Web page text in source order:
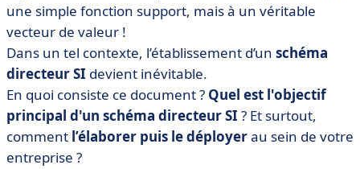
une simple fonction support, mais à un véritable
vecteur de valeur !
Dans un tel contexte, l’établissement d’un schéma
directeur SI devient inévitable.
En quoi consiste ce document ? Quel est l'objectif
principal d'un schéma directeur SI ? Et surtout,
comment l’élaborer puis le déployerau sein de votre
entreprise ?